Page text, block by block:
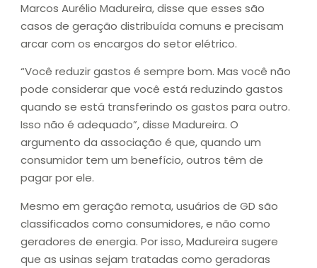
Marcos Aurélio Madureira, disse que esses são
casos de geração distribuída comuns e precisam
arcar com os encargos do setor elétrico.
“Você reduzir gastos é sempre bom. Mas você não
pode considerar que você está reduzindo gastos
quando se está transferindo os gastos para outro.
Isso não é adequado”, disse Madureira. O
argumento da associação é que, quando um
consumidor tem um benefício, outros têm de
pagar por ele.
Mesmo em geração remota, usuários de GD são
classificados como consumidores, e não como
geradores de energia. Por isso, Madureira sugere
que as usinas sejam tratadas como geradoras